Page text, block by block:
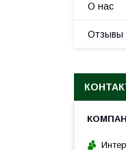
О нас
Отзывы